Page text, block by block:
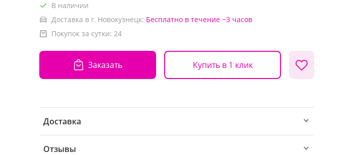
В наличии
Доставка в г. Новокузнецк: Бесплатно в течение ~3 часов
Покупок за сутки: 24
Заказать Купить в 1 клик
Доставка
Отзывы